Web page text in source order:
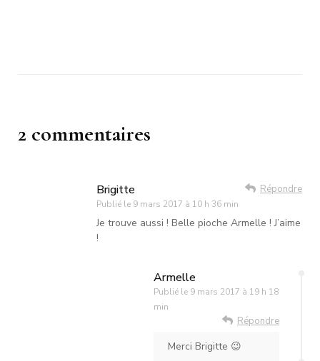
2 commentaires
Brigitte
Publié le 9 mars 2017 à 10 h 36 min
Répondre
Je trouve aussi ! Belle pioche Armelle ! J’aime
!
Armelle
Publié le 9 mars 2017 à 19 h 18
min
Répondre
Merci Brigitte 😉